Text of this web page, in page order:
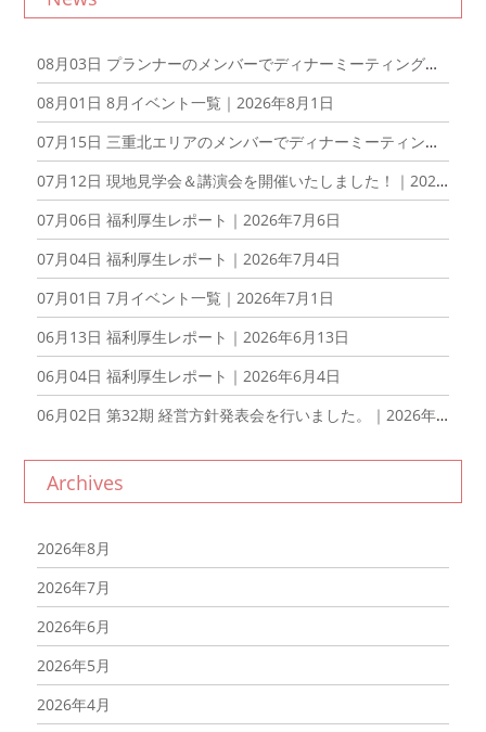
08月03日 プランナーのメンバーでディナーミーティングを開催しました！｜2026年8月3日
08月01日 8月イベント一覧｜2026年8月1日
07月15日 三重北エリアのメンバーでディナーミーティングを開催しました！｜2026年7月15日
07月12日 現地見学会＆講演会を開催いたしました！｜2026年7月12日
07月06日 福利厚生レポート｜2026年7月6日
07月04日 福利厚生レポート｜2026年7月4日
07月01日 7月イベント一覧｜2026年7月1日
06月13日 福利厚生レポート｜2026年6月13日
06月04日 福利厚生レポート｜2026年6月4日
06月02日 第32期 経営方針発表会を行いました。｜2026年6月2日
Archives
2026年8月
2026年7月
2026年6月
2026年5月
2026年4月